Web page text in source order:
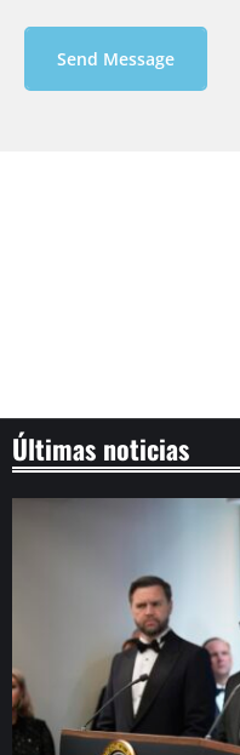
Send Message
Últimas noticias